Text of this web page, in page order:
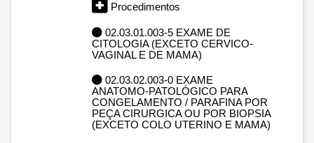
Procedimentos
02.03.01.003-5 EXAME DE
CITOLOGIA (EXCETO CERVICO-
VAGINAL E DE MAMA)
02.03.02.003-0 EXAME
ANATOMO-PATOLÓGICO PARA
CONGELAMENTO / PARAFINA POR
PEÇA CIRURGICA OU POR BIOPSIA
(EXCETO COLO UTERINO E MAMA)